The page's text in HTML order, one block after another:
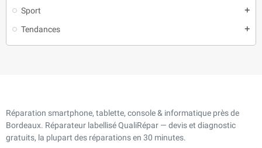
Sport add
Tendances add
Réparation smartphone, tablette, console & informatique près de
Bordeaux. Réparateur labellisé QualiRépar — devis et diagnostic
gratuits, la plupart des réparations en 30 minutes.